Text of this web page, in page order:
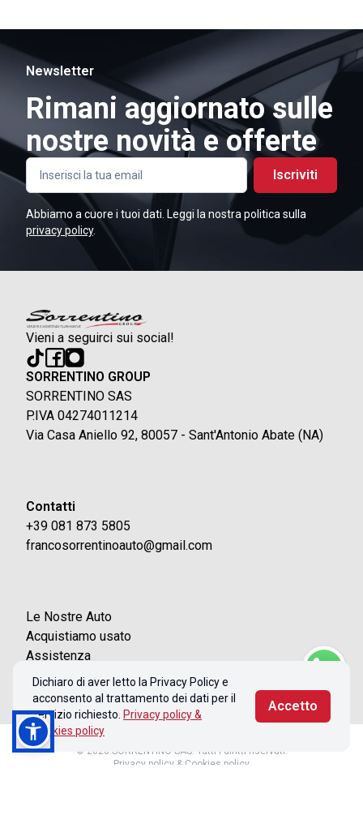
Newsletter
Rimani aggiornato sulle
nostre novità e offerte
Iscriviti
Abbiamo a cuore i tuoi dati. Leggi la nostra politica sulla
privacy policy.
Vieni a seguirci sui social!
SORRENTINO GROUP
SORRENTINO SAS
P.IVA 04274011214
Via Casa Aniello 92, 80057 - Sant'Antonio Abate (NA)
Contatti
+39 081 873 5805
francosorrentinoauto@gmail.com
Le Nostre Auto
Acquistiamo usato
Assistenza
Contatti
Dichiaro di aver letto la Privacy Policy e
acconsento al trattamento dei dati per il
servizio richiesto. Privacy policy &
Cookies policy
Accetto
© 2026 SORRENTINO SAS. Tutti i diritti riservati.
Privacy policy & Cookies policy